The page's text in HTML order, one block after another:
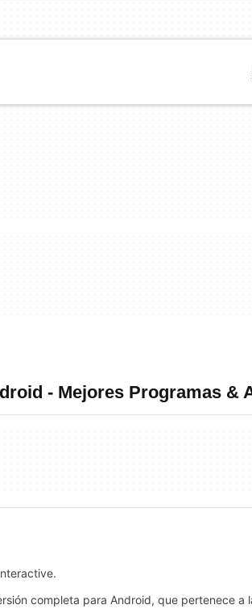
- Mejores Programas &
completa para Android, que pertenece a